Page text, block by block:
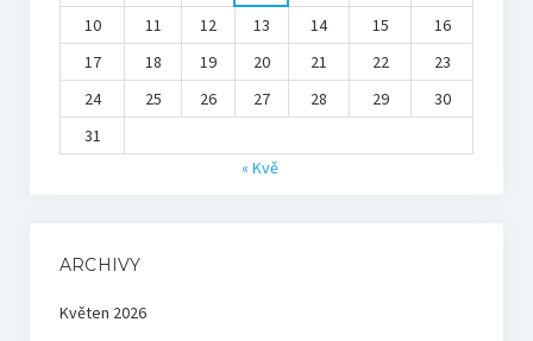
10
11 12 13 14 15
16
17
18 19 20 21 22
23
24
25 26 27 28 29
30
31
« Kvě
ARCHIVY
Květen 2026